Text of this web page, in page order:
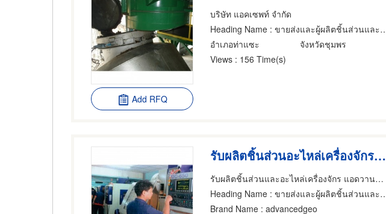
Add RFQ
บริษัท แอคเซพท์ จำกัด
Heading Name : ขายส่งและผู้ผลิตชิ้นส่วนและอะไหล่เครื่องจักรกล
อำเภอท่าแซะ
จังหวัดชุมพร
Views : 156 Time(s)
รับผลิตชิ้นส่วนอะไหล่เครื่องจักร สมุทรปราการ
รับผลิตชิ้นส่วนและอะไหล่เครื่องจักร แอดวานซ์จีโอ
Heading Name : ขายส่งและผู้ผลิตชิ้นส่วนและอะไหล่เครื่องจักรกล,โรงกลึง
Brand Name : advancedgeo